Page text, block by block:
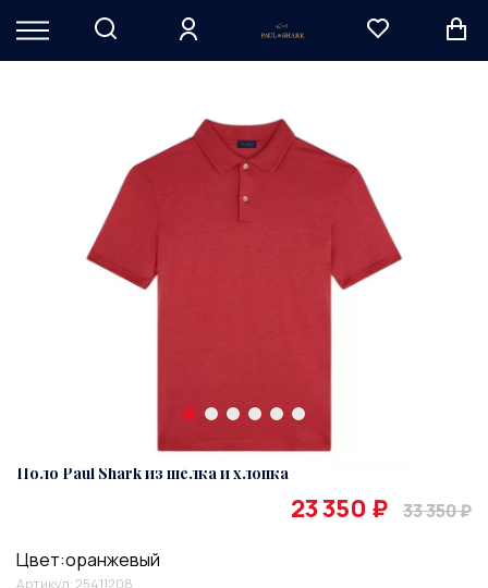
Артикул: 25411208
Поло Paul Shark из шёлка и хлопка
23 350 ₽ 33 350 ₽
Цвет:оранжевый